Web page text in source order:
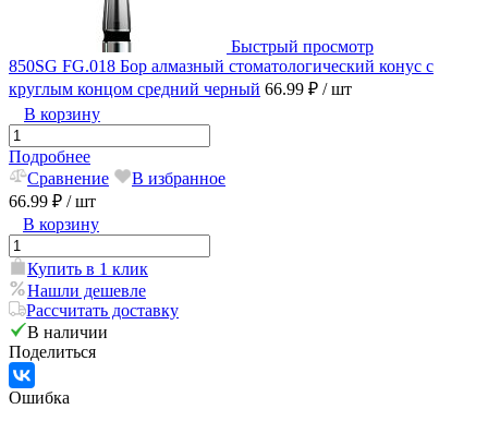
Быстрый просмотр
850SG FG.018 Бор алмазный стоматологический конус с
круглым концом средний черный 66.99 ₽ / шт
В корзину
Подробнее
Сравнение
В избранное
66.99 ₽ / шт
В корзину
Купить в 1 клик
Нашли дешевле
Рассчитать доставку
В наличии
Поделиться
Ошибка